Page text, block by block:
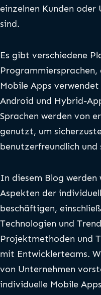
einzelnen Kunden oder
sind.
Es gibt verschiedene
Mobile Apps
Android und Hybrid-
Sprachen werden von
genutzt, um
benutzerfreundlich und
In diesem Blog werden
Aspekten der
beschäftigen,
Technologien und
Projektmethoden und
mit Entwicklerteams.
von Unternehmen
individuelle Mobile